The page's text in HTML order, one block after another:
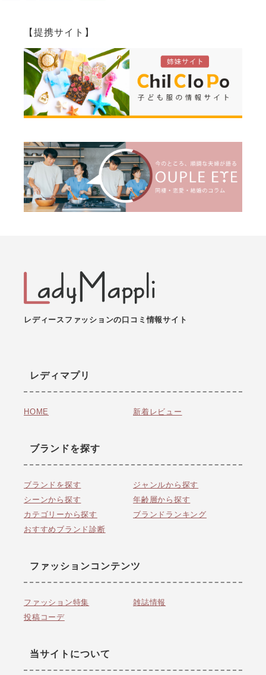
【提携サイト】
レディースファッションの口コミ情報サイト
レディマプリ
HOME 新着レビュー
ブランドを探す
ブランドを探す
ジャンルから探す
シーンから探す
年齢層から探す
カテゴリーから探す
ブランドランキング
おすすめブランド診断
ファッションコンテンツ
ファッション特集
雑誌情報
投稿コーデ
当サイトについて